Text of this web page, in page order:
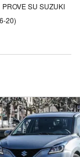
PROVE SU SUZUKI
20)